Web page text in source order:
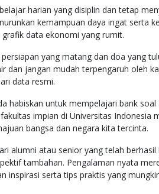
harian yang disiplin dan tetap
kemampuan daya ingat serta
data ekonomi yang rumit.
yang matang dan doa yang
dan jangan mudah terpengaruh oleh
data resmi.
habiskan untuk mempelajari bank
impian di Universitas Indonesia
bangsa dan negara kita tercinta.
alumni atau senior yang telah
tambahan. Pengalaman nyata
inspirasi serta tips praktis yang